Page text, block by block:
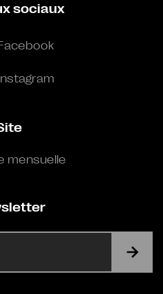
sociaux
mensuelle